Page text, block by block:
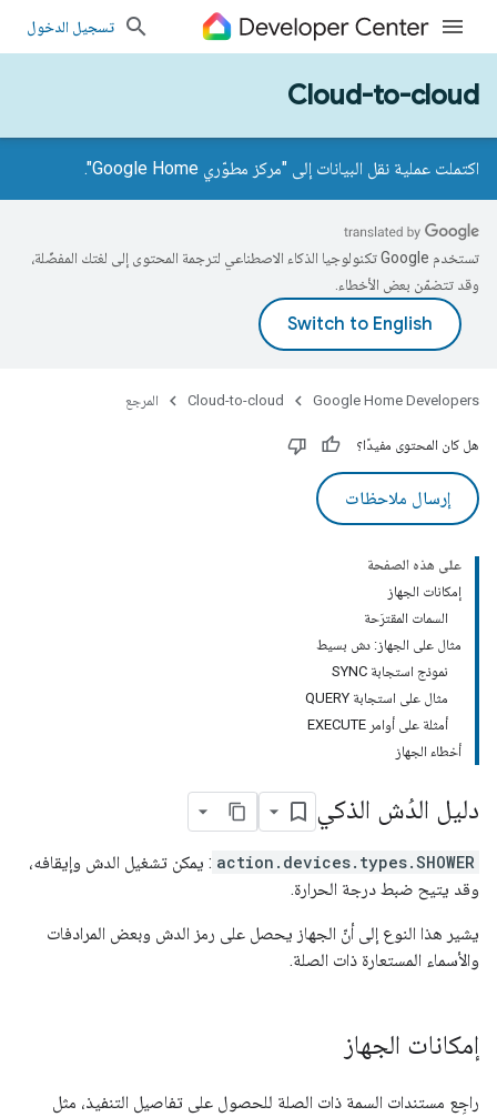
تسجيل الدخول
Cloud-to-cloud
اكتملت عملية نقل البيانات إلى "مركز مطوّري Google Home".
تستخدم Google تكنولوجيا الذكاء الاصطناعي لترجمة المحتوى إلى لغتك المفضّلة،
وقد تتضمّن بعض الأخطاء.
Google Home Developers
Cloud-to-cloud المرجع
هل كان المحتوى مفيدًا؟
إرسال ملاحظات
على هذه الصفحة
إمكانات الجهاز
السمات المقترَحة
مثال على الجهاز: دش بسيط
نموذج استجابة SYNC
مثال على استجابة QUERY
أمثلة على أوامر EXECUTE
أخطاء الجهاز
دليل الدُش الذكي
action.devices.types.SHOWER : يمكن تشغيل الدش وإيقافه،
وقد يتيح ضبط درجة الحرارة.
يشير هذا النوع إلى أنّ الجهاز يحصل على رمز الدش وبعض المرادفات
والأسماء المستعارة ذات الصلة.
إمكانات الجهاز
راجِع مستندات السمة ذات الصلة للحصول على تفاصيل التنفيذ، مثل